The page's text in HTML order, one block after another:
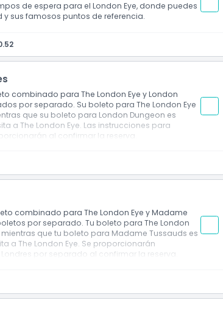
de espera para el London Eye, donde puedes
sus famosos puntos de referencia.
combinado para The London Eye y London
por separado. Su boleto para The London Eye
que su boleto para London Dungeon es
a The London Eye. Las instrucciones para
al confirmar la reserva.
combinado para The London Eye y Madame
por separado. Tu boleto para The London
que tu boleto para Madame Tussauds es
a The London Eye. Se proporcionarán
por separado al confirmar la reserva.